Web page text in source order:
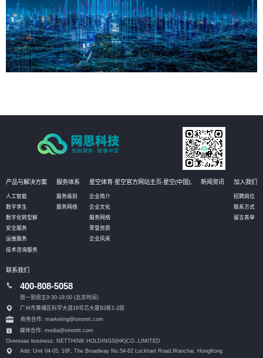
产品与解决方案
人工智能
数字孪生
数字化转型解
安全服务
运维服务
技术咨询服务
服务体系
服务级别
服务网络
星空体育·星空官方网站主页-星空(中国),
企业简介
企业文化
服务网络
荣誉资质
企业风采
新闻资讯 加入我们
招聘岗位
联系方式
留言表单
联系我们
400-808-5058
周一到周五9:30-18:00 (北京时间）
广州市黄埔区科学大道18号芯大厦B2栋1-2层
商务合作: marketing@sinontt.com
媒体合作: media@sinontt.com
Overseas business: NETTHINK HOLDINGS(HK)CO.,LIMITED
Add: Unit 04-05, 16F, The Broadway No.54-62 Lockhart Road,Wanchai, HongKong